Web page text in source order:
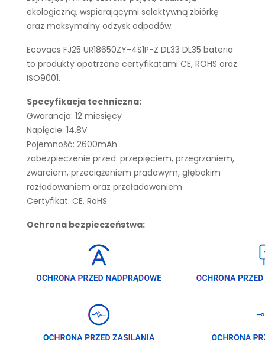
ekologiczną, wspierającymi selektywną zbiórkę
oraz maksymalny odzysk odpadów.
Ecovacs FJ25 UR18650ZY-4S1P-Z DL33 DL35 bateria
to produkty opatrzone certyfikatami CE, ROHS oraz
ISO9001.
Specyfikacja techniczna:
Gwarancja: 12 miesięcy
Napięcie: 14.8V
Pojemność: 2600mAh
zabezpieczenie przed: przepięciem, przegrzaniem,
zwarciem, przeciążeniem prądowym, głębokim
rozładowaniem oraz przeładowaniem
Certyfikat: CE, RoHS
Ochrona bezpieczeństwa: